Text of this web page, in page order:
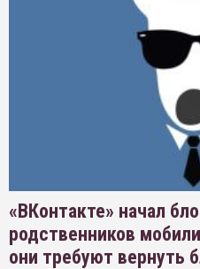
«ВКонтакте» начал
родственников
они требуют вернуть